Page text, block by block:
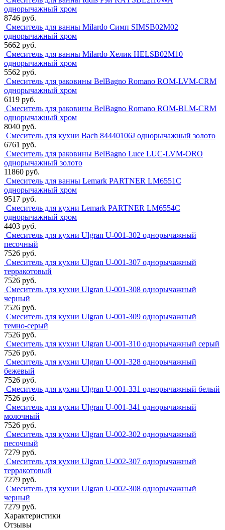
однорычажный хром
8746 руб.
Смеситель для ванны Milardo Симп SIMSB02M02
однорычажный хром
5662 руб.
Смеситель для ванны Milardo Хелик HELSB02M10
однорычажный хром
5562 руб.
Смеситель для раковины BelBagno Romano ROM-LVM-CRM
однорычажный хром
6119 руб.
Смеситель для раковины BelBagno Romano ROM-BLM-CRM
однорычажный хром
8040 руб.
Смеситель для кухни Bach 84440106J однорычажный золото
6761 руб.
Смеситель для раковины BelBagno Luce LUC-LVM-ORO
однорычажный золото
11860 руб.
Смеситель для ванны Lemark PARTNER LM6551C
однорычажный хром
9517 руб.
Смеситель для кухни Lemark PARTNER LM6554C
однорычажный хром
4403 руб.
Смеситель для кухни Ulgran U-001-302 однорычажный
песочный
7526 руб.
Смеситель для кухни Ulgran U-001-307 однорычажный
терракотовый
7526 руб.
Смеситель для кухни Ulgran U-001-308 однорычажный
черный
7526 руб.
Смеситель для кухни Ulgran U-001-309 однорычажный
темно-серый
7526 руб.
Смеситель для кухни Ulgran U-001-310 однорычажный серый
7526 руб.
Смеситель для кухни Ulgran U-001-328 однорычажный
бежевый
7526 руб.
Смеситель для кухни Ulgran U-001-331 однорычажный белый
7526 руб.
Смеситель для кухни Ulgran U-001-341 однорычажный
молочный
7526 руб.
Смеситель для кухни Ulgran U-002-302 однорычажный
песочный
7279 руб.
Смеситель для кухни Ulgran U-002-307 однорычажный
терракотовый
7279 руб.
Смеситель для кухни Ulgran U-002-308 однорычажный
черный
7279 руб.
Характеристики
Отзывы